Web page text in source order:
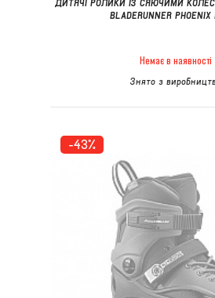
ДИТЯЧІ РОЛИКИ ІЗ СЯЮЧИМИ
BLADERUNNER PHOENIX
Немає в наявності
Знято з
-43%